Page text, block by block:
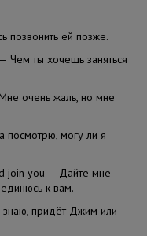
позвонить ей позже.
Чем ты хочешь заняться
очень жаль, но мне
могу ли я
join you — Дайте мне
к вам.
придёт Джим или